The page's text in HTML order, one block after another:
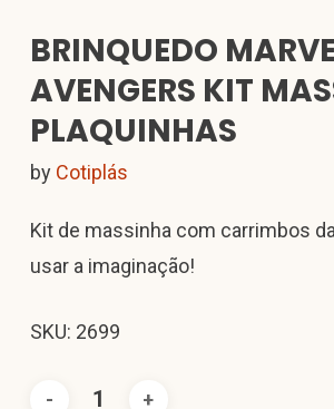
BRINQUEDO
AVENGERS KIT
PLAQUINHAS
by Cotiplás
Kit de massinha com carrimbos
usar a imaginação!
SKU: 2699